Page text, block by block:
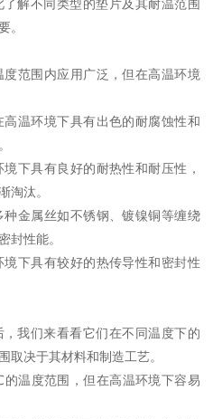
解不同类型的垫片及其耐温范围
。
范围内应用广泛，但在高温环境
温环境下具有出色的耐腐蚀性和
下具有良好的耐热性和耐压性，
淘汰。
金属丝如不锈钢、镀镍铜等缠绕
封性能。
下具有较好的热传导性和密封性
我们来看看它们在不同温度下的
取决于其材料和制造工艺。
温度范围，但在高温环境下容易